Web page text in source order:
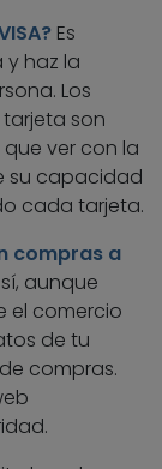
Es
haz la
Los
son
ver con la
su capacidad
cada tarjeta.
compras a
aunque
el comercio
de tu
compras.